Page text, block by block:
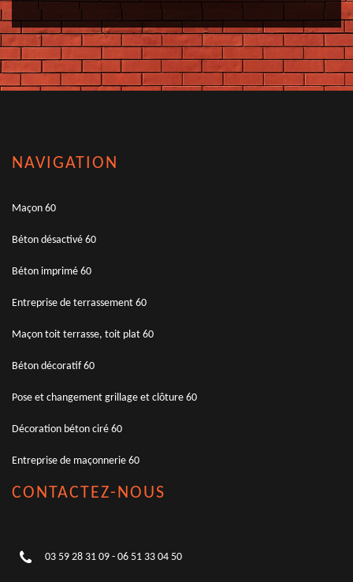
NAVIGATION
Maçon 60
Béton désactivé 60
Béton imprimé 60
Entreprise de terrassement 60
Maçon toit terrasse, toit plat 60
Béton décoratif 60
Pose et changement grillage et clôture 60
Décoration béton ciré 60
Entreprise de maçonnerie 60
CONTACTEZ-NOUS
03 59 28 31 09 - 06 51 33 04 50